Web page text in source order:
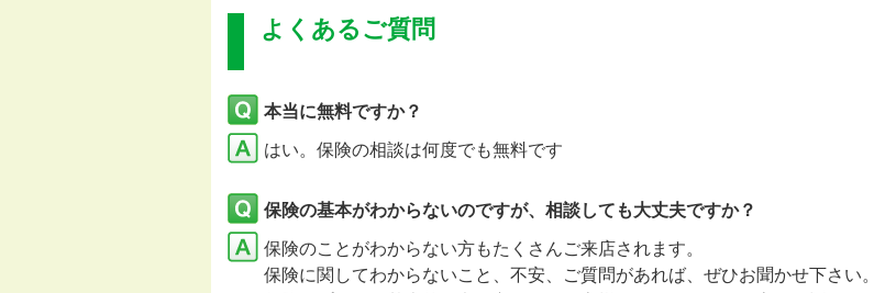
よくあるご質問
本当に無料ですか？
はい。保険の相談は何度でも無料です
保険の基本がわからないのですが、相談しても大丈夫ですか？
保険のことがわからない方もたくさんご来店されます。
保険に関してわからないこと、不安、ご質問があれば、ぜひお聞かせ下さい。